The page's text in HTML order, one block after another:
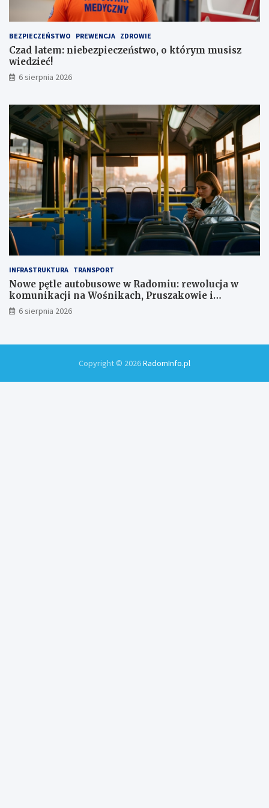
a
,
1
m
l
ł
BEZPIECZEŃSTWO PREWENCJA ZDROWIE
Czad latem: niebezpieczeństwo, o którym musisz
wiedzieć!
6 sierpnia 2026
INFRASTRUKTURA TRANSPORT
Nowe pętle autobusowe w Radomiu: rewolucja w
komunikacji na Wośnikach, Pruszakowie i
Zamłyniu
6 sierpnia 2026
Copyright © 2026RadomInfo.pl